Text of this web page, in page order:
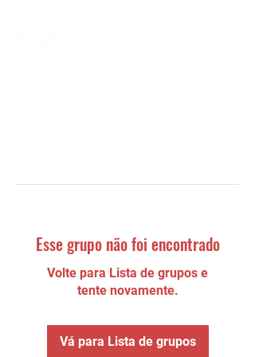
Esse grupo não foi encontrado
Volte para Lista de grupos e
tente novamente.
Vá para Lista de grupos